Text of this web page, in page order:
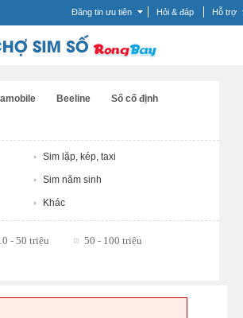
Đăng tin ưu tiên Hỏi & đáp Hỗ trợ
Beeline Số cố định
Sim lặp, kép, taxi
Sim năm sinh
Khác
- 50 triệu
50 - 100 triệu